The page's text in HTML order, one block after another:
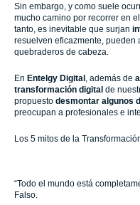
Sin embargo, y como suele
mucho camino por recorrer en
tanto, es inevitable que surjan
resuelven eficazmente, pueden
quebraderos de cabeza.
En Entelgy Digital , además de
transformación digital de
propuesto desmontar algunos
preocupan a profesionales e
Los 5 mitos de la
“Todo el mundo está
Falso.